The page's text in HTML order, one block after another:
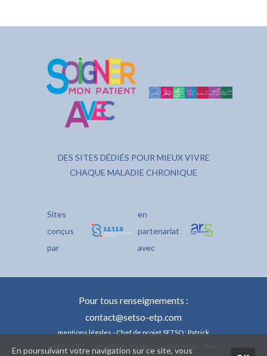
DES SITES DÉDIÉS POUR MIEUX VIVRE
CHAQUE MALADIE CHRONIQUE
Sites
conçus
par
en
partenariat
avec
Pour tous renseignements :
contact@setso-etp.com
mentions légales - Chef de projet SETSO : Patrick
En poursuivant votre navigation sur ce site, vous